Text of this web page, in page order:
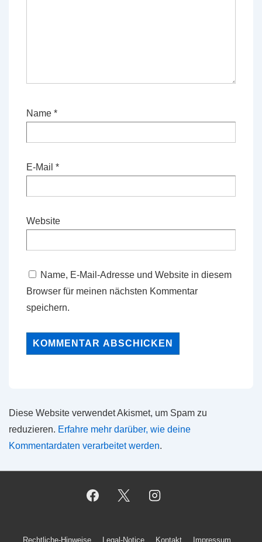
Name *
E-Mail *
Website
Name, E-Mail-Adresse und Website in diesem
Browser für meinen nächsten Kommentar
speichern.
Diese Website verwendet Akismet, um Spam zu
reduzieren. Erfahre mehr darüber, wie deine
Kommentardaten verarbeitet werden.
Rechtliche-Hinweise Legal-Notice Kontakt Impressum